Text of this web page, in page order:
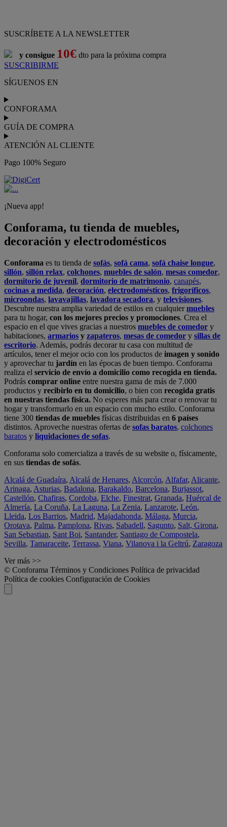
SUSCRÍBETE A LA NEWSLETTER
y consigue 10€ dto para la próxima compra
SUSCRIBIRME
SÍGUENOS EN
CONFORAMA
GUÍA DE COMPRA
ATENCIÓN AL CLIENTE
Pago 100% Seguro
¡Nueva app!
Conforama, tu tienda de muebles,
decoración y electrodomésticos
Conforama es tu tienda de sofás, sofá cama, sofá chaise longue,
sillón, sillón relax, colchones, muebles de salón, mesas comedor,
dormitorio de juvenil, dormitorio de matrimonio, canapés,
cocinas a medida, decoración, electrodomésticos, frigoríficos,
microondas, lavavajillas, lavadora secadora, y televisiones.
Descubre nuestra amplia variedad de estilos en cualquiermuebles
para tu hogar, con los mejores precios y promociones. Crea el
espacio en el que vives gracias a nuestros muebles de comedor y
habitaciones, armarios y zapateros, mesas de comedor y sillas de
escritorio. Además, podrás decorar tu casa con multitud de
artículos, tener el mejor ocio con los productos de imagen y sonido
y aprovechar tu jardín en las épocas de buen tiempo. Conforama
realiza el servicio de envío a domicilio como recogida en tienda.
Podrás comprar online entre nuestra gama de más de 7.000
productos y recibirlo en tu domicilio, o bien con recogida gratis
en nuestras tiendas física. No esperes más para crear o renovar tu
hogar y transformarlo en un espacio con mucho estilo. Conforama
tiene 300 tiendas de muebles físicas distribuidas en 6 países
distintos. Aproveche nuestras ofertas de sofas baratos, colchones
baratos y liquidaciones de sofas.
Conforama solo comercializa a través de su website o, físicamente,
en sus tiendas de sofás.
Alcalá de Guadaíra, Alcalá de Henares, Alcorcón, Alfafar, Alicante,
Arinaga, Asturias, Badalona, Barakaldo, Barcelona, Burjassot,
Castellón, Chafiras, Cordoba, Elche, Finestrat, Granada, Huércal de
Almería, La Coruña, La Laguna, La Zenia, Lanzarote, León,
Lleida, Los Barrios, Madrid, Majadahonda, Málaga, Murcia,
Orotava, Palma, Pamplona, Rivas, Sabadell, Sagunto, Salt, Girona,
San Sebastian, Sant Boi, Santander, Santiago de Compostela,
Sevilla, Tamaraceite, Terrassa, Viana, Vilanova i la Geltrú, Zaragoza
Ver más >>
© Conforama Términos y Condiciones Política de privacidad
Política de cookies Configuración de Cookies